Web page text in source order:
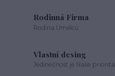
Rodinná Firma
Rodina Umělců
Vlastní desing
Jedinečnost je Naše priorita